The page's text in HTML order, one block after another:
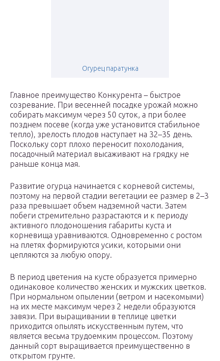
Огурец паратунка
Главное преимущество Конкурента – быстрое
созревание. При весенней посадке урожай можно
собирать максимум через 50 суток, а при более
позднем посеве (когда уже установится стабильное
тепло), зрелость плодов наступает на 32–35 день.
Поскольку сорт плохо переносит похолодания,
посадочный материал высаживают на грядку не
раньше конца мая.
Развитие огурца начинается с корневой системы,
поэтому на первой стадии вегетации ее размер в 2–3
раза превышает объем надземной части. Затем
побеги стремительно разрастаются и к периоду
активного плодоношения габариты куста и
корневища уравниваются. Одновременно с ростом
на плетях формируются усики, которыми они
цепляются за любую опору.
В период цветения на кусте образуется примерно
одинаковое количество женских и мужских цветков.
При нормальном опылении (ветром и насекомыми)
на их месте максимум через 2 недели образуются
завязи. При выращивании в теплице цветки
приходится опылять искусственным путем, что
является весьма трудоемким процессом. Поэтому
данный сорт выращивается преимущественно в
открытом грунте.